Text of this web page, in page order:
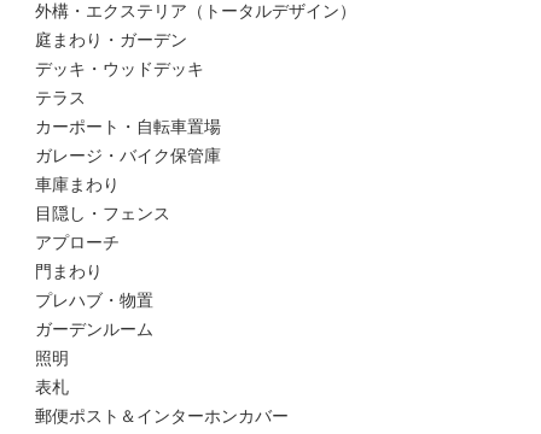
外構・エクステリア（トータルデザイン）
庭まわり・ガーデン
デッキ・ウッドデッキ
テラス
カーポート・自転車置場
ガレージ・バイク保管庫
車庫まわり
目隠し・フェンス
アプローチ
門まわり
プレハブ・物置
ガーデンルーム
照明
表札
郵便ポスト＆インターホンカバー